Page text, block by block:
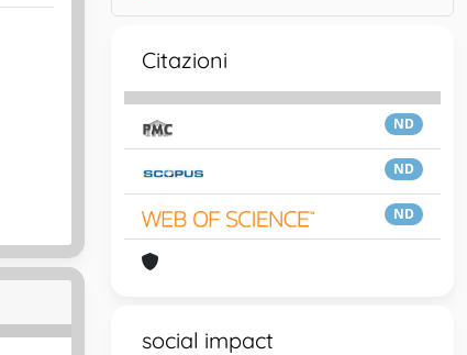
Citazioni
ND
ND
ND
social impact